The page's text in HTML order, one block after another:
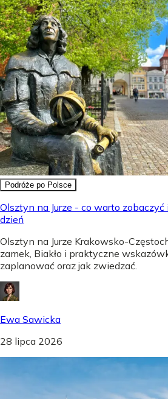
Podróże po Polsce
Olsztyn na Jurze - co warto
dzień
Olsztyn na Jurze Krakowsko-
zamek, Biakło i praktyczne
zaplanować oraz jak zwiedzać.
Ewa Sawicka
28 lipca 2026